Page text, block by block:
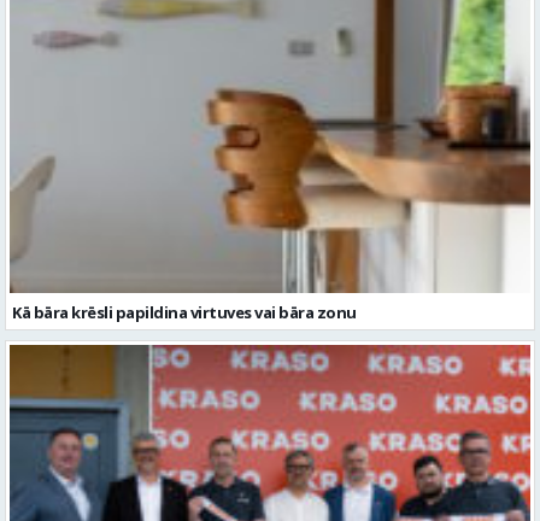
Kā bāra krēsli papildina virtuves vai bāra zonu